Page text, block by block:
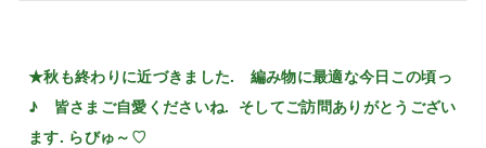
★秋も終わりに近づきました. 編み物に最適な今日この頃っ
♪ 皆さまご自愛くださいね. そしてご訪問ありがとうござい
ます. らびゅ～♡